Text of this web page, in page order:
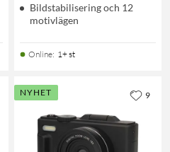
Bildstabilisering och 12
motivlägen
Online: 1+ st
NYHET 9